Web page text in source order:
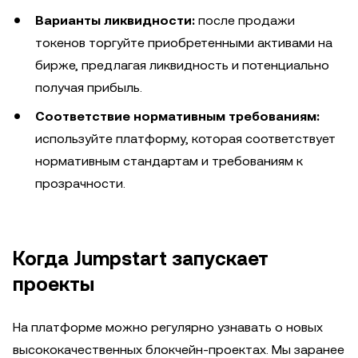
Варианты ликвидности: после продажи
токенов торгуйте приобретенными активами на
бирже, предлагая ликвидность и потенциально
получая прибыль.
Соответствие нормативным требованиям:
используйте платформу, которая соответствует
нормативным стандартам и требованиям к
прозрачности.
Когда Jumpstart запускает
проекты
На платформе можно регулярно узнавать о новых
высококачественных блокчейн-проектах. Мы заранее